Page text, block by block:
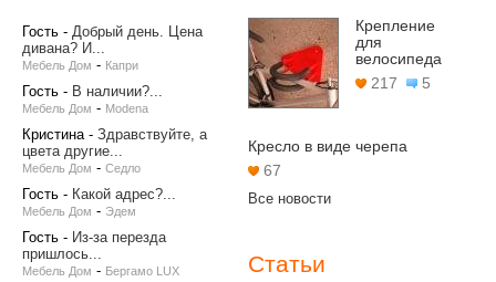
Гость - Добрый день. Цена
дивана? И...
Мебель Дом - Капри
Гость - В наличии?...
Мебель Дом - Modena
Кристина- Здравствуйте, а
цвета другие...
Мебель Дом - Седло
Гость - Какой адрес?...
Мебель Дом - Эдем
Гость - Из-за перезда
пришлось...
Мебель Дом - Бергамо LUX
Крепление
для
велосипеда
217
5
Кресло в виде черепа
67
Все новости
Статьи